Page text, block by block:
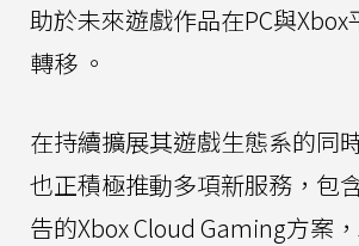
助於未來遊戲作品在PC與
轉移 。
在持續擴展其遊戲生態系的同
也正積極推動多項新服務，包
告的Xbox Cloud Gaming方案